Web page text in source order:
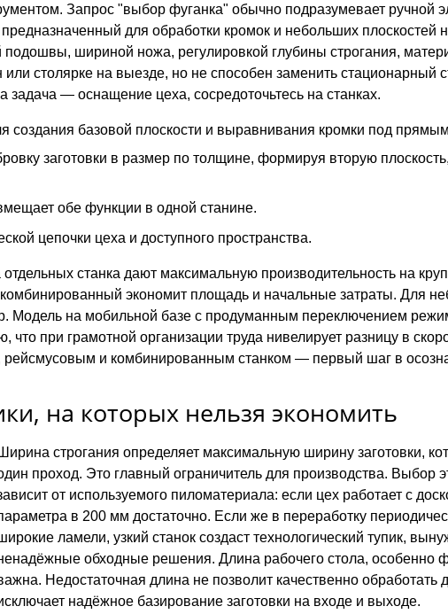
Запрос "выбор фуганка" обычно подразумевает ручной
для обработки кромок и небольших плоскостей
подошвы, шириной ножа, регулировкой глубины строгания,
столярке на выезде, но не способен заменить стационарный
задача — оснащение цеха, сосредоточьтесь на станках.
создания базовой плоскости и выравнивания кромки под
заготовки в размер по толщине, формируя вторую
обе функции в одной станине.
цепочки цеха и доступного пространства.
станка дают максимальную производительность на
экономит площадь и начальные затраты. Для
Модель на мобильной базе с продуманным переключением
что при грамотной организации труда нивелирует разницу в
и комбинированным станком — первый шаг в
на которых нельзя экономить
Ширина строгания определяет максимальную ширину заготовки,
проход. Это главный ограничитель для производства. Выбор
от используемого пиломатериала: если цех работает с
в 200 мм достаточно. Если же в переработку
ламели, узкий станок создаст технологический тупик,
обходные решения. Длина рабочего стола, особенно
Недостаточная длина не позволит качественно обработать
надёжное базирование заготовки на входе и выходе.